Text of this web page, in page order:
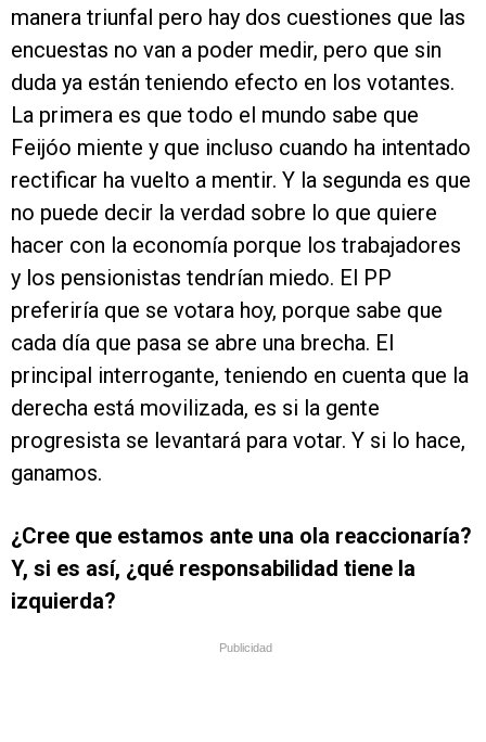
manera triunfal pero hay dos cuestiones que las
encuestas no van a poder medir, pero que sin
duda ya están teniendo efecto en los votantes.
La primera es que todo el mundo sabe que
Feijóo miente y que incluso cuando ha intentado
rectificar ha vuelto a mentir. Y la segunda es que
no puede decir la verdad sobre lo que quiere
hacer con la economía porque los trabajadores
y los pensionistas tendrían miedo. El PP
preferiría que se votara hoy, porque sabe que
cada día que pasa se abre una brecha. El
principal interrogante, teniendo en cuenta que la
derecha está movilizada, es si la gente
progresista se levantará para votar. Y si lo hace,
ganamos.
¿Cree que estamos ante una ola reaccionaría?
Y, si es así, ¿qué responsabilidad tiene la
izquierda?
Publicidad